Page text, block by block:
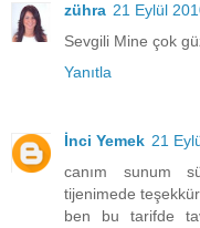
zühra 21 Eylül
Sevgili Mine çok
Yanıtla
İnci Yemek 21
canım sunum
tijenimede
ben bu tarifde